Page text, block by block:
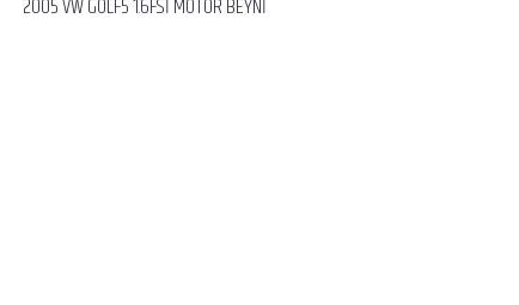
2005 VW GOLF5 1.6FSİ MOTOR BEYNİ